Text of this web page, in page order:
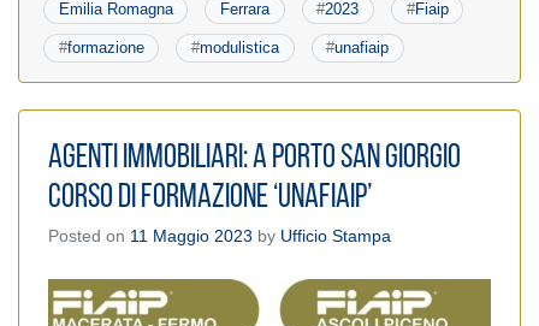
Emilia Romagna Ferrara #2023 #Fiaip
#formazione #modulistica #unafiaip
Agenti Immobiliari: A Porto San Giorgio
Corso di Formazione ‘UnaFiaip’
Posted on 11 Maggio 2023 by Ufficio Stampa